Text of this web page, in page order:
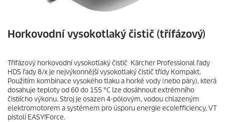
Horkovodní vysokotlaký čistič (třífázový)
Třífázový horkovodní vysokotlaký čistič Kärcher Professional řady
HDS řady 8/x je nejvýkonnější vysokotlaký čistič třídy Kompakt.
Použitím kombinace vysokého tlaku a horké vody (nebo páry), která
dosahuje teploty od 60 do 155 °C lze dosáhnout extrémního
čistiícho výkonu. Stroj je osazen 4-pólovým, vodou chlazeným
elektromotorem a systémem pro úsporu energie eco!efficiency, VT
pistolíEASY!Force.